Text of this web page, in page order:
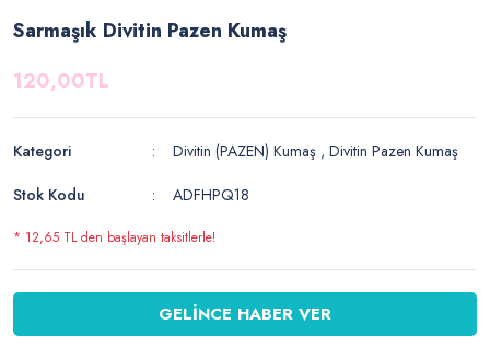
Sarmaşık Divitin Pazen Kumaş
120,00TL
Kategori Divitin (PAZEN) Kumaş ,Divitin Pazen Kumaş
Stok Kodu
ADFHPQ18
* 12,65 TL den başlayan taksitlerle!
GELİNCE HABER VER